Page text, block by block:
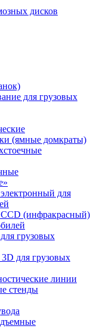
дисков
для грузовых
(ямные домкраты)
для
(инфракрасный)
грузовых
для грузовых
линии
стенды